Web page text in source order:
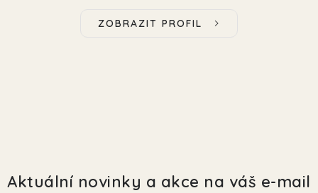
ZOBRAZIT PROFIL
Aktuální novinky a akce na váš e-mail